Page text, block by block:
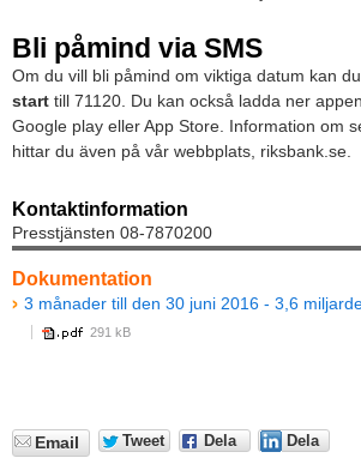
Bli påmind via SMS
Om du vill bli påmind om viktiga datum kan
start till 71120. Du kan också ladda ner
Google play eller App Store. Information om
hittar du även på vår webbplats, riksbank.se.
Kontaktinformation
Presstjänsten 08-7870200
Dokumentation
3 månader till den 30 juni 2016 - 3,6
291 kB
Email Tweet Dela Dela